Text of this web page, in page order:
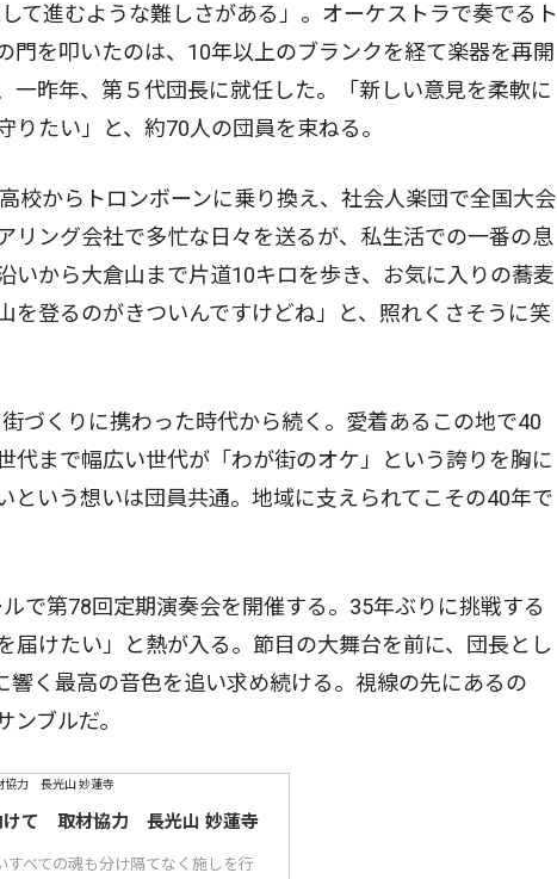
て進むような難しさがある」。オーケストラで奏でるト
を叩いたのは、10年以上のブランクを経て楽器を再開
一昨年、第５代団長に就任した。「新しい意見を柔軟に
たい」と、約70人の団員を束ねる。
校からトロンボーンに乗り換え、社会人楽団で全国大会
リング会社で多忙な日々を送るが、私生活での一番の息
から大倉山まで片道10キロを歩き、お気に入りの蕎麦
登るのがきついんですけどね」と、照れくさそうに笑
づくりに携わった時代から続く。愛着あるこの地で40
代まで幅広い世代が「わが街のオケ」という誇りを胸に
いう想いは団員共通。地域に支えられてこその40年で
で第78回定期演奏会を開催する。35年ぶりに挑戦する
けたい」と熱が入る。節目の大舞台を前に、団長とし
く最高の音色を追い求め続ける。視線の先にあるの
ブルだ。
けて 取材協力 長光山 妙蓮寺
すべての魂も分け隔てなく施しを行